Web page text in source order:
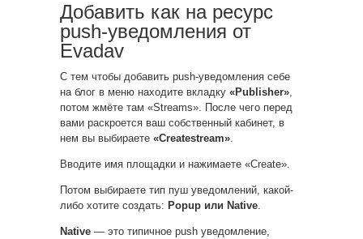
Добавить как на ресурс
push-уведомления от
Evadav
С тем чтобы добавить push-уведомления себе
на блог в меню находите вкладку «Publisher»,
потом жмёте там «Streams». После чего перед
вами раскроется ваш собственный кабинет, в
нем вы выбираете «Createstream».
Вводите имя площадки и нажимаете «Create».
Потом выбираете тип пуш уведомлений, какой-
либо хотите создать: Popup или Native.
Native — это типичное push уведомление,